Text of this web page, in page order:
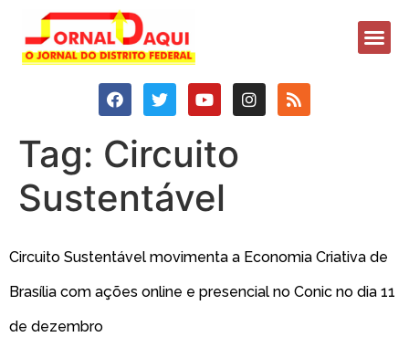
Tag: Circuito
Sustentável
Circuito Sustentável movimenta a Economia Criativa de
Brasília com ações online e presencial no Conic no dia 11
de dezembro